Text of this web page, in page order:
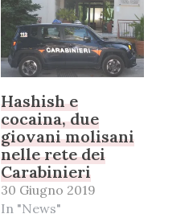
Hashish e
cocaina, due
giovani molisani
nelle rete dei
Carabinieri
30 Giugno 2019
In "News"